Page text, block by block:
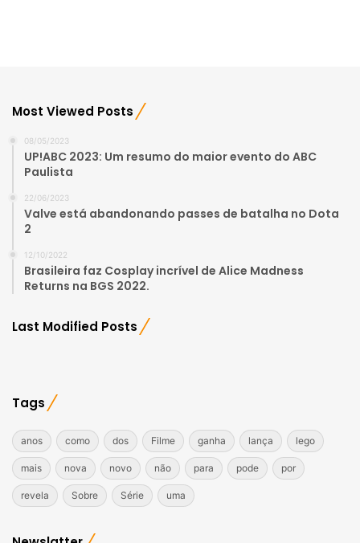
Most Viewed Posts
08/05/2023
UP!ABC 2023: Um resumo do maior evento do ABC
Paulista
22/06/2023
Valve está abandonando passes de batalha no Dota
2
12/10/2022
Brasileira faz Cosplay incrível de Alice Madness
Returns na BGS 2022.
Last Modified Posts
Tags
anos como dos Filme ganha lança lego
mais nova novo não para pode por
revela Sobre Série uma